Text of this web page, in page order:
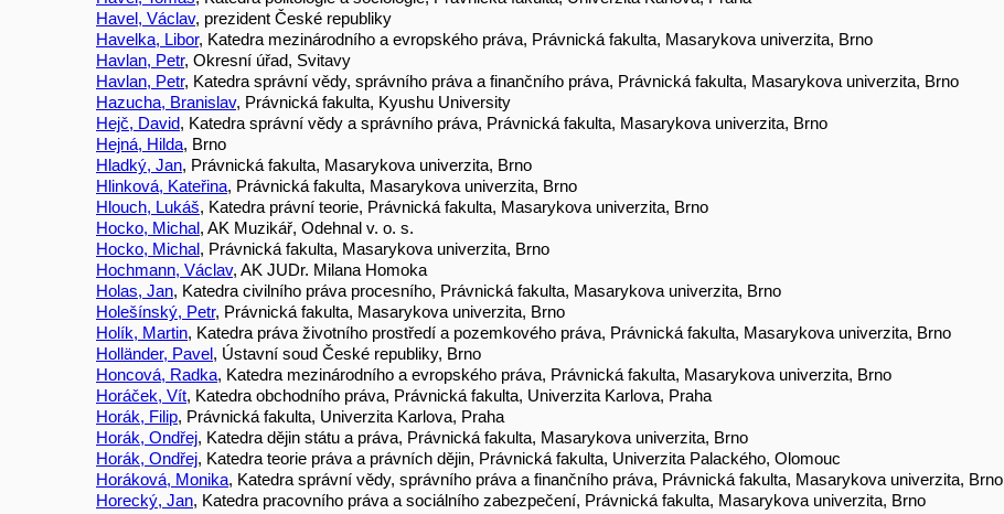
Havel, Václav, prezident České republiky
Havelka, Libor, Katedra mezinárodního a evropského práva, Právnická fakulta, Masarykova univerzita, Brno
Havlan, Petr, Okresní úřad, Svitavy
Havlan, Petr, Katedra správní vědy, správního práva a finančního práva, Právnická fakulta, Masarykova univerzita, Brno
Hazucha, Branislav, Právnická fakulta, Kyushu University
Hejč, David, Katedra správní vědy a správního práva, Právnická fakulta, Masarykova univerzita, Brno
Hejná, Hilda, Brno
Hladký, Jan, Právnická fakulta, Masarykova univerzita, Brno
Hlinková, Kateřina, Právnická fakulta, Masarykova univerzita, Brno
Hlouch, Lukáš, Katedra právní teorie, Právnická fakulta, Masarykova univerzita, Brno
Hocko, Michal, AK Muzikář, Odehnal v. o. s.
Hocko, Michal, Právnická fakulta, Masarykova univerzita, Brno
Hochmann, Václav, AK JUDr. Milana Homoka
Holas, Jan, Katedra civilního práva procesního, Právnická fakulta, Masarykova univerzita, Brno
Holešínský, Petr, Právnická fakulta, Masarykova univerzita, Brno
Holík, Martin, Katedra práva životního prostředí a pozemkového práva, Právnická fakulta, Masarykova univerzita, Brno
Holländer, Pavel, Ústavní soud České republiky, Brno
Honcová, Radka, Katedra mezinárodního a evropského práva, Právnická fakulta, Masarykova univerzita, Brno
Horáček, Vít, Katedra obchodního práva, Právnická fakulta, Univerzita Karlova, Praha
Horák, Filip, Právnická fakulta, Univerzita Karlova, Praha
Horák, Ondřej, Katedra dějin státu a práva, Právnická fakulta, Masarykova univerzita, Brno
Horák, Ondřej, Katedra teorie práva a právních dějin, Právnická fakulta, Univerzita Palackého, Olomouc
Horáková, Monika, Katedra správní vědy, správního práva a finančního práva, Právnická fakulta, Masarykova univerzita, Brno
Horecký, Jan, Katedra pracovního práva a sociálního zabezpečení, Právnická fakulta, Masarykova univerzita, Brno